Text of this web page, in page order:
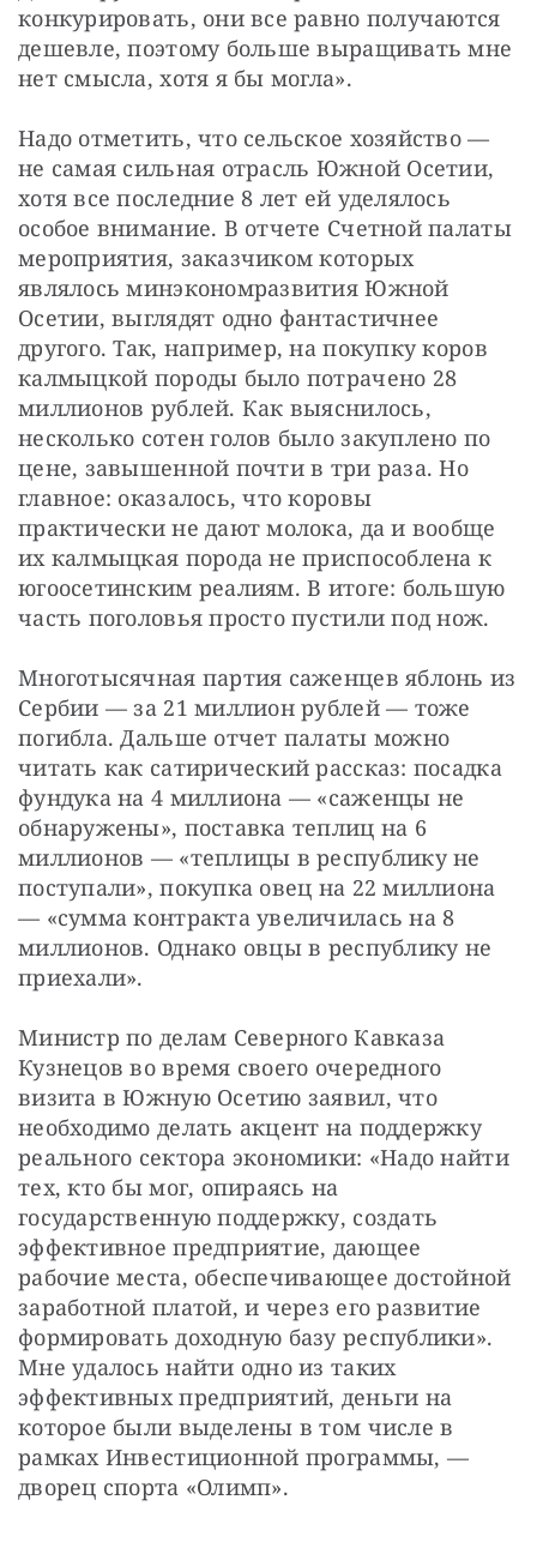
конкурировать, они все равно получаются
дешевле, поэтому больше выращивать мне
нет смысла, хотя я бы могла».
Надо отметить, что сельское хозяйство —
не самая сильная отрасль Южной Осетии,
хотя все последние 8 лет ей уделялось
особое внимание. В отчете Счетной палаты
мероприятия, заказчиком которых
являлось минэкономразвития Южной
Осетии, выглядят одно фантастичнее
другого. Так, например, на покупку коров
калмыцкой породы было потрачено 28
миллионов рублей. Как выяснилось,
несколько сотен голов было закуплено по
цене, завышенной почти в три раза. Но
главное: оказалось, что коровы
практически не дают молока, да и вообще
их калмыцкая порода не приспособлена к
югоосетинским реалиям. В итоге: большую
часть поголовья просто пустили под нож.
Многотысячная партия саженцев яблонь из
Сербии — за 21 миллион рублей — тоже
погибла. Дальше отчет палаты можно
читать как сатирический рассказ: посадка
фундука на 4 миллиона — «саженцы не
обнаружены», поставка теплиц на 6
миллионов — «теплицы в республику не
поступали», покупка овец на 22 миллиона
— «сумма контракта увеличилась на 8
миллионов. Однако овцы в республику не
приехали».
Министр по делам Северного Кавказа
Кузнецов во время своего очередного
визита в Южную Осетию заявил, что
необходимо делать акцент на поддержку
реального сектора экономики: «Надо найти
тех, кто бы мог, опираясь на
государственную поддержку, создать
эффективное предприятие, дающее
рабочие места, обеспечивающее достойной
заработной платой, и через его развитие
формировать доходную базу республики».
Мне удалось найти одно из таких
эффективных предприятий, деньги на
которое были выделены в том числе в
рамках Инвестиционной программы, —
дворец спорта «Олимп».